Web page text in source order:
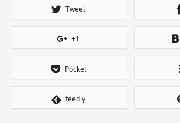
Tweet
+1
Pocket
feedly